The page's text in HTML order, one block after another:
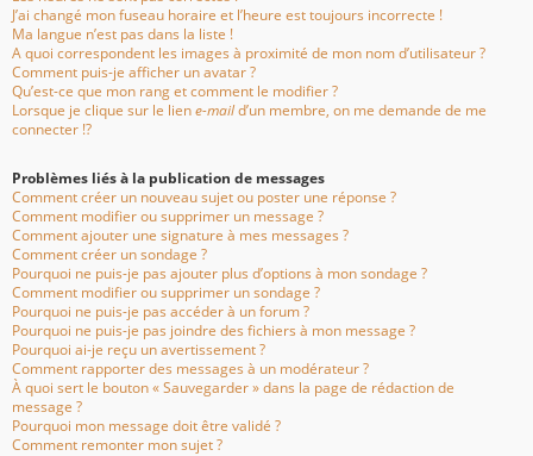
J’ai changé mon fuseau horaire et l’heure est toujours incorrecte !
Ma langue n’est pas dans la liste !
A quoi correspondent les images à proximité de mon nom d’utilisateur ?
Comment puis-je afficher un avatar ?
Qu’est-ce que mon rang et comment le modifier ?
Lorsque je clique sur le liene-maild’un membre, on me demande de me
connecter !?
Problèmes liés à la publication de messages
Comment créer un nouveau sujet ou poster une réponse ?
Comment modifier ou supprimer un message ?
Comment ajouter une signature à mes messages ?
Comment créer un sondage ?
Pourquoi ne puis-je pas ajouter plus d’options à mon sondage ?
Comment modifier ou supprimer un sondage ?
Pourquoi ne puis-je pas accéder à un forum ?
Pourquoi ne puis-je pas joindre des fichiers à mon message ?
Pourquoi ai-je reçu un avertissement ?
Comment rapporter des messages à un modérateur ?
À quoi sert le bouton « Sauvegarder » dans la page de rédaction de
message ?
Pourquoi mon message doit être validé ?
Comment remonter mon sujet ?